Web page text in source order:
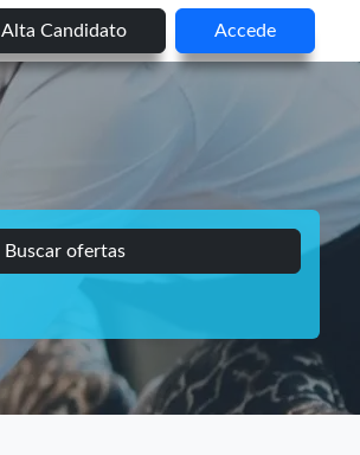
Alta Candidato Accede
Buscar ofertas